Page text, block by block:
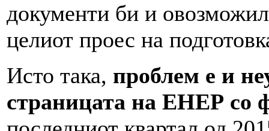
документи би и
целиот проес на
Исто така, проблем е и
страницата на ЕНЕР со